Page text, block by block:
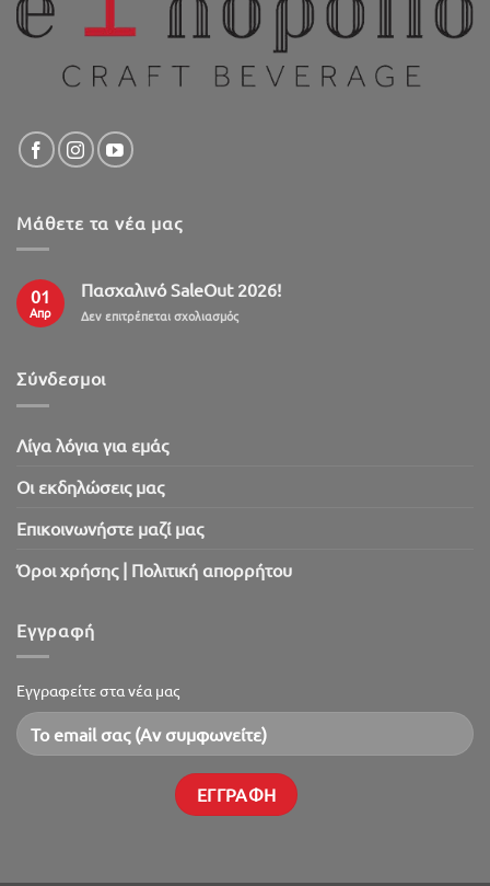
Μάθετε τα νέα μας
01
Απρ
Πασχαλινό SaleOut 2026!
Δεν επιτρέπεται σχολιασμόςστο
Σύνδεσμοι
Λίγα λόγια για εμάς
Oι εκδηλώσεις μας
Επικοινωνήστε μαζί μας
Όροι χρήσης | Πολιτική απορρήτου
Εγγραφή
Εγγραφείτε στα νέα μας